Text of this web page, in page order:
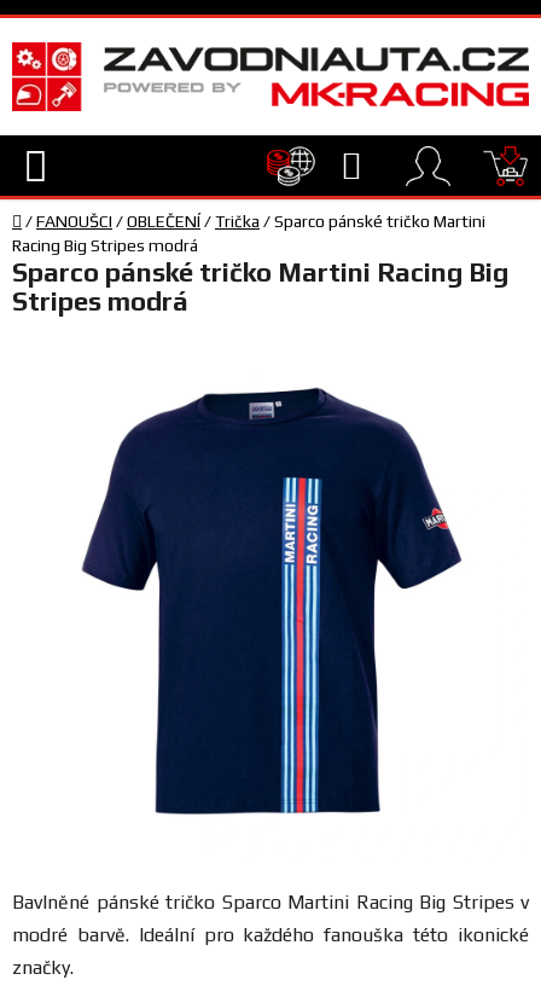
Přejít
na
obsah
Hledat
TECHNIKA
VYBAVENÍ
SERVIS
FANOUŠCI
Blog
Ceníky
Domů
/FANOUŠCI /OBLEČENÍ/Trička /Sparco pánské tričko Martini
Racing Big Stripes modrá
Bavlněné pánské tričko Sparco Martini Racing Big Stripes v
modré barvě. Ideální pro každého fanouška této ikonické
značky.
Sparco pánské tričko Martini Racing Big
Stripes modrá